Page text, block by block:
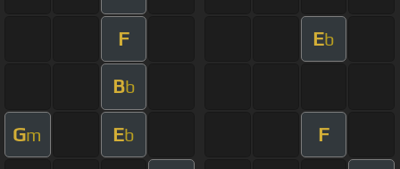
F Eb
Bb
Gm Eb F